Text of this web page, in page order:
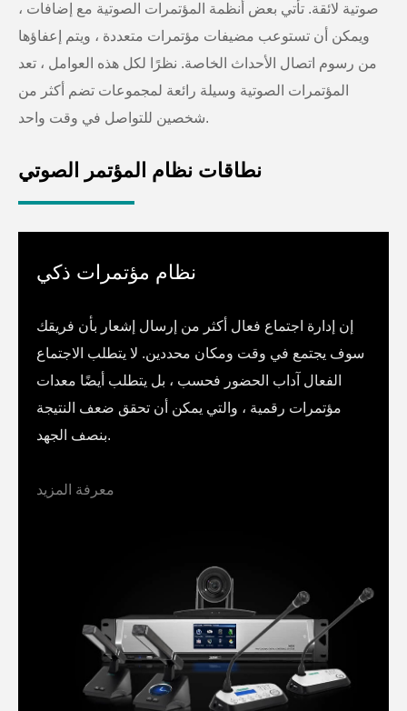
صوتية لائقة. تأتي بعض أنظمة المؤتمرات الصوتية مع إضافات ،
ويمكن أن تستوعب مضيفات مؤتمرات متعددة ، ويتم إعفاؤها
من رسوم اتصال الأحداث الخاصة. نظرًا لكل هذه العوامل ، تعد
المؤتمرات الصوتية وسيلة رائعة لمجموعات تضم أكثر من
شخصين للتواصل في وقت واحد.
نطاقات نظام المؤتمر الصوتي
نظام مؤتمرات ذكي
إن إدارة اجتماع فعال أكثر من إرسال إشعار بأن فريقك
سوف يجتمع في وقت ومكان محددين. لا يتطلب الاجتماع
الفعال آداب الحضور فحسب ، بل يتطلب أيضًا معدات
مؤتمرات رقمية ، والتي يمكن أن تحقق ضعف النتيجة
بنصف الجهد.
معرفة المزيد